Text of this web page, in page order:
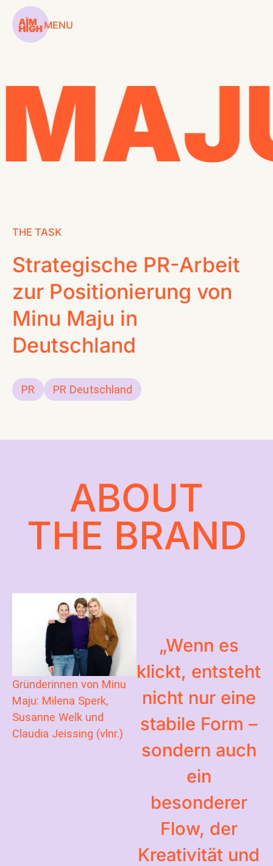
SERVICES
WORKSHOPS
CONTENT HUB
ABOUT
CONTACT
MENU
THE TASK
Strategische PR-Arbeit
zur Positionierung von
Minu Maju in
Deutschland
PR PR Deutschland
ABOUT
THE BRAND
Gründerinnen von Minu
Maju: Milena Sperk,
Susanne Welk und
Claudia Jeissing (vlnr.)
„Wenn es
klickt, entsteht
nicht nur eine
stabile Form –
sondern auch
ein
besonderer
Flow, der
Kreativität und